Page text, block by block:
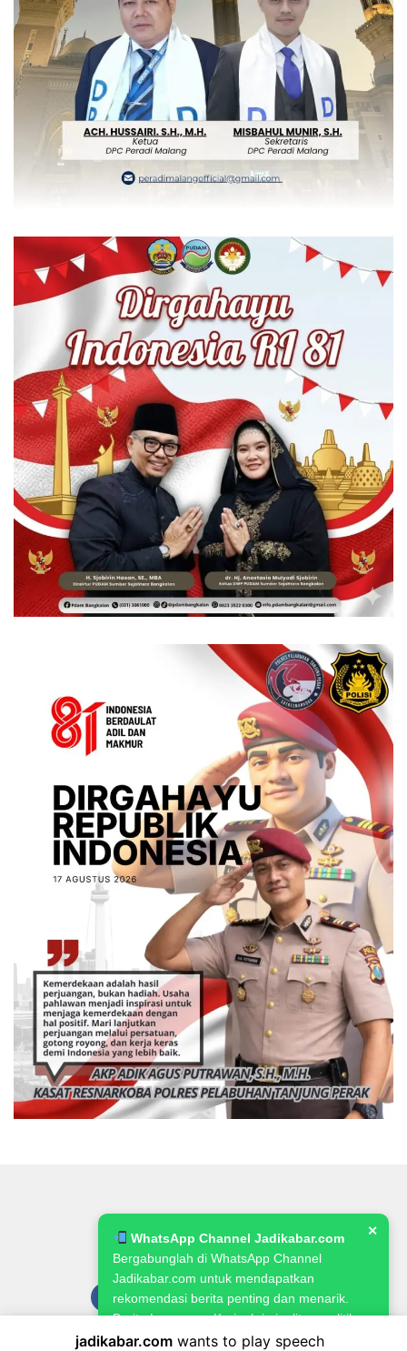
jadikabar.com wants to play speech
WhatsApp Channel Jadikabar.com
Bergabunglah di WhatsApp Channel
Jadikabar.com untuk mendapatkan
rekomendasi berita penting dan menarik.
Berita Lowongan Kerja, kriminalitas, politik,
pemerintahan, pertanian & ketahanan
✕